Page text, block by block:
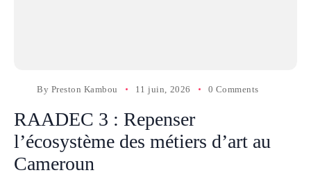
By Preston Kambou 11 juin, 2026 0 Comments
RAADEC 3 : Repenser
l’écosystème des métiers d’art au
Cameroun